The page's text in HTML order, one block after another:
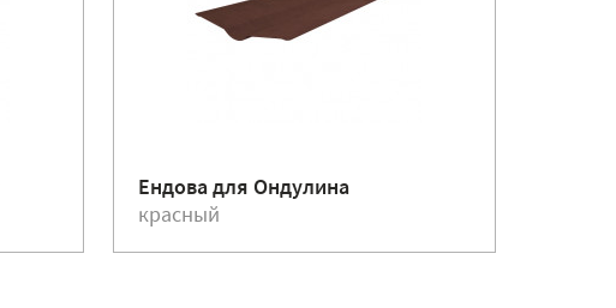
Ендова для Ондулина
красный